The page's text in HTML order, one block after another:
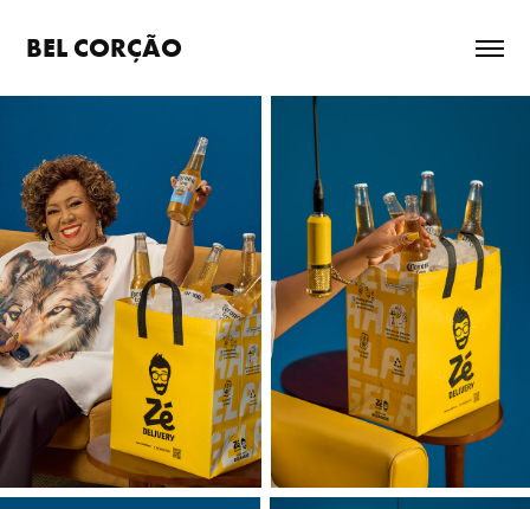
BEL CORÇÃO